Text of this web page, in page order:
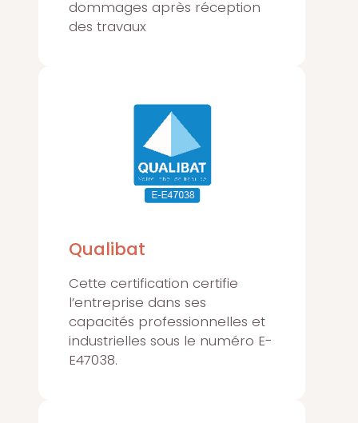
dommages après réception
des travaux
Qualibat
Cette certification certifie
l’entreprise dans ses
capacités professionnelles et
industrielles sous le numéro E-
E47038.